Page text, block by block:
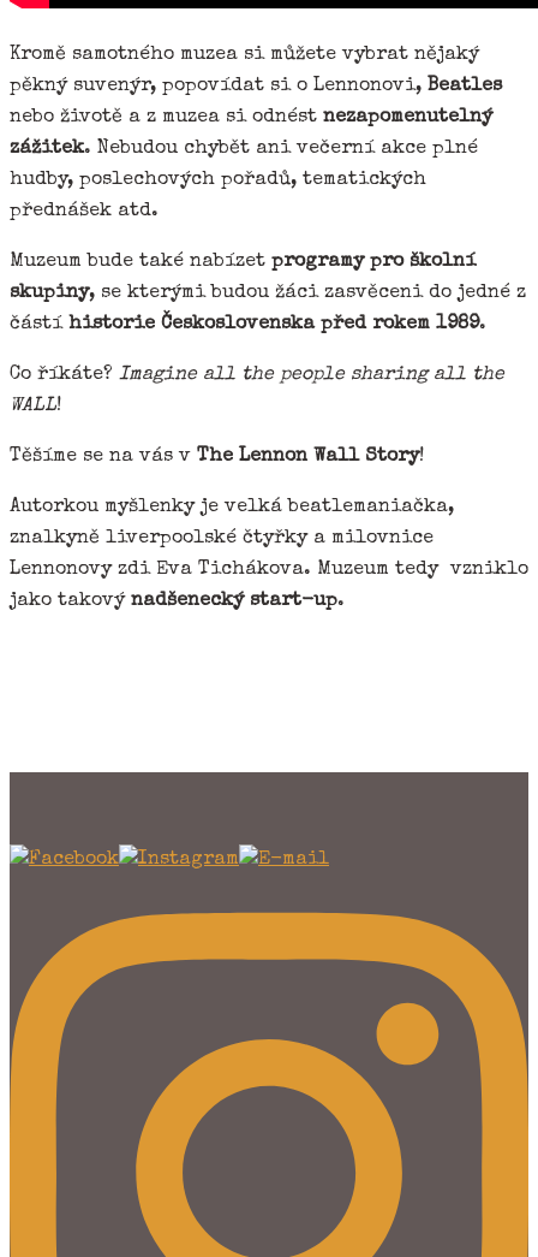
Kromě samotného muzea si můžete vybrat nějaký
pěkný suvenýr, popovídat si o Lennonovi, Beatles
nebo životě a z muzea si odnést nezapomenutelný
zážitek. Nebudou chybět ani večerní akce plné
hudby, poslechových pořadů, tematických
přednášek atd.
Muzeum bude také nabízet programy pro školní
skupiny, se kterými budou žáci zasvěceni do jedné z
částí historie Československa před rokem 1989.
Co říkáte? Imagine all the people sharing all the
WALL!
Těšíme se na vás v The Lennon Wall Story!
Autorkou myšlenky je velká beatlemaniačka,
znalkyně liverpoolské čtyřky a milovnice
Lennonovy zdi Eva Tichákova. Muzeum tedy vzniklo
jako takový nadšenecký start-up.